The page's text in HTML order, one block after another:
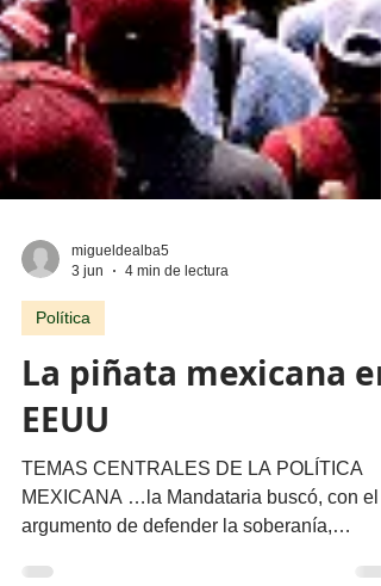
migueldealba5
3 jun
Política
La piñata mexicana en
EEUU
TEMAS CENTRALES DE LA POLÍTICA
MEXICANA …la Mandataria buscó, con el